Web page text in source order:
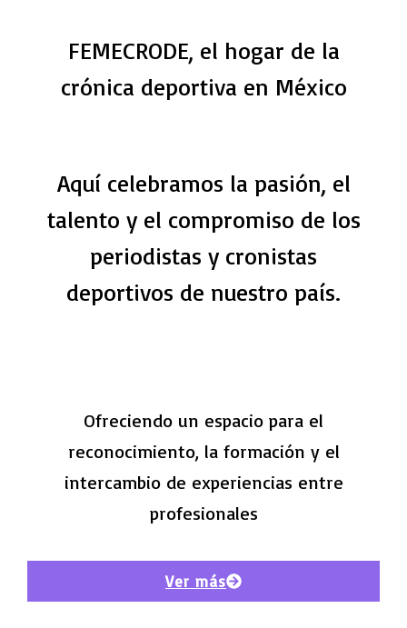
FEMECRODE, el hogar de la
crónica deportiva en México
Aquí celebramos la pasión, el
talento y el compromiso de los
periodistas y cronistas
deportivos de nuestro país.
Ofreciendo un espacio para el
reconocimiento, la formación y el
intercambio de experiencias entre
profesionales
Ver más